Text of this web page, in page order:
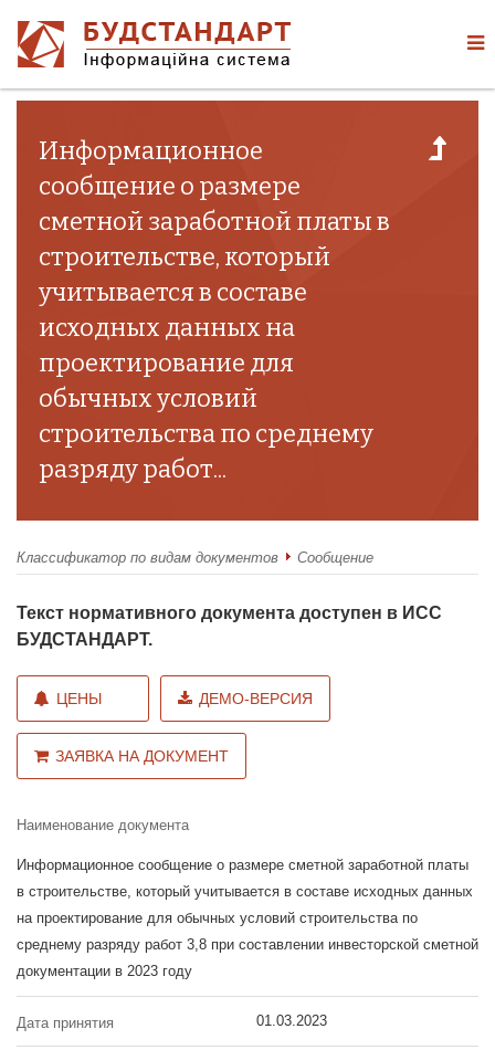
Информационное
сообщение о размере
сметной заработной платы в
строительстве, который
учитывается в составе
исходных данных на
проектирование для
обычных условий
строительства по среднему
разряду работ...
Классификатор по видам документов Сообщение
Текст нормативного документа доступен в ИСС
БУДСТАНДАРТ.
ЦЕНЫ ДЕМО-ВЕРСИЯ
ЗАЯВКА НА ДОКУМЕНТ
Наименование документа
Информационное сообщение о размере сметной заработной платы
в строительстве, который учитывается в составе исходных данных
на проектирование для обычных условий строительства по
среднему разряду работ 3,8 при составлении инвесторской сметной
документации в 2023 году
Дата принятия 01.03.2023